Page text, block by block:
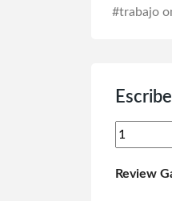
#trabajo
Review